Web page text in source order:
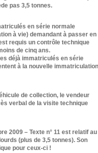
pas 3,5 tonnes.
en série normale
à vie) demandant à passer en
requis un contrôle technique
de cinq ans.
déjà immatriculés en série
à la nouvelle immatriculation
de collection, le vendeur
verbal de la visite technique
2009 – Texte n° 11 est relatif au
(plus de 3,5 tonnes). Son
pour ceux-ci !